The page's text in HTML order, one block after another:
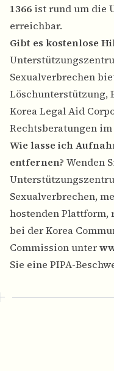
1366 ist rund um die
erreichbar.
Gibt es kostenlose
Sexualverbrechen
Löschunterstützung,
Korea Legal Aid
Rechtsberatungen
Wie lasse ich
entfernen? Wenden
Sexualverbrechen,
hostenden Plattform,
bei der Korea
Commission unter
Sie eine PIPA-